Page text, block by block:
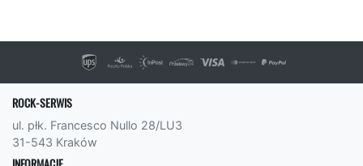
ROCK-SERWIS
ul. płk. Francesco Nullo 28/LU3
31-543 Kraków